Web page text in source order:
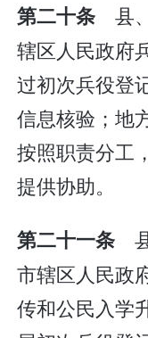
第二十条 县
辖区人民政府
过初次兵役登
信息核验；地
按照职责分工
提供协助。
第二十一条
市辖区人民政
传和公民入学